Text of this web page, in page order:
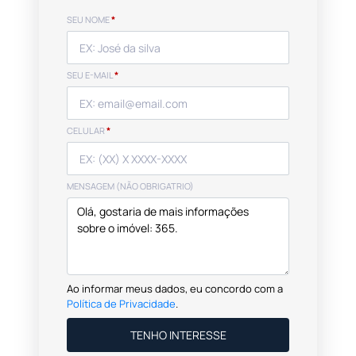
SEU NOME*
SEU E-MAIL*
CELULAR *
MENSAGEM (NÃO OBRIGATRIO)
Ao informar meus dados, eu concordo com a
Política de Privacidade.
TENHO INTERESSE